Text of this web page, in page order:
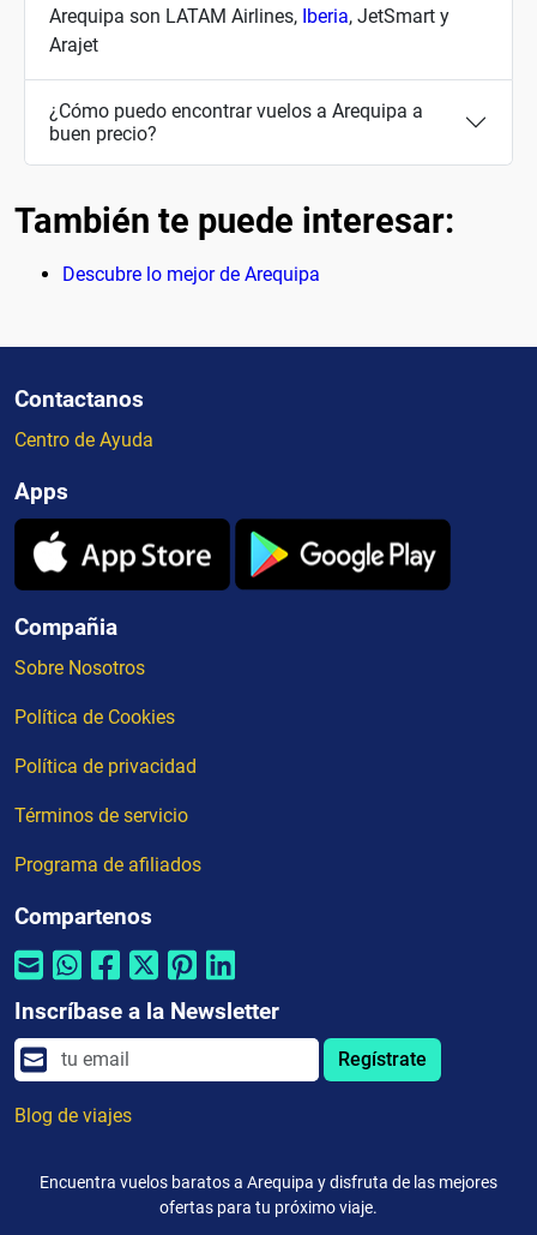
Arequipa son LATAM Airlines, Iberia, JetSmart y
Arajet
¿Cómo puedo encontrar vuelos a Arequipa a
buen precio?
También te puede interesar:
Descubre lo mejor de Arequipa
Contactanos
Centro de Ayuda
Apps
Compañia
Sobre Nosotros
Política de Cookies
Política de privacidad
Términos de servicio
Programa de afiliados
Compartenos
Inscríbase a la Newsletter
Regístrate
Blog de viajes
Encuentra vuelos baratos a Arequipa y disfruta de las mejores
ofertas para tu próximo viaje.